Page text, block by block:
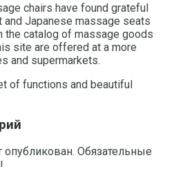
chairs have found grateful
and Japanese massage seats
the catalog of massage goods
site are offered at a more
and supermarkets.
of functions and beautiful
опубликован. Обязательные